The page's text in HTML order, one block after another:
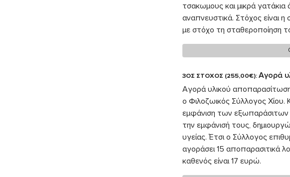
τσακωμους και μικρά γατάκια
αναπνευστικά. Στόχος είναι
με στόχο τη σταθεροποίηση
3ΟΣ ΣΤΟΧΟΣ (255,00€):Αγορά
Αγορά υλικού
ο Φιλοζωικός Σύλλογος Χίου.
εμφάνιση των εξωπαράσιτων
την εμφάνισή τους,
υγείας. Έτσι ο Σύλλογος
αγοράσει 15 αποπαρασιτικά
καθενός είναι 17 ευρώ.